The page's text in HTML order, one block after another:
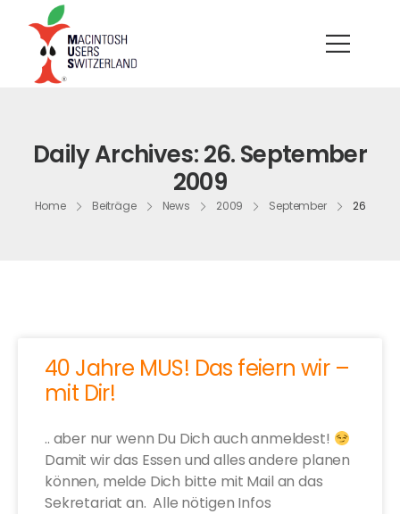
Daily Archives: 26. September
2009
Home Beiträge News 2009 September 26
40 Jahre MUS! Das feiern wir –
mit Dir!
.. aber nur wenn Du Dich auch anmeldest!
Damit wir das Essen und alles andere planen
können, melde Dich bitte mit Mail an das
Sekretariat an. Alle nötigen Infos